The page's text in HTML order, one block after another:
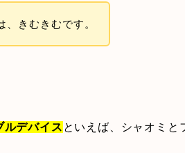
、きむきむです。
ルデバイス といえば、シャオミと